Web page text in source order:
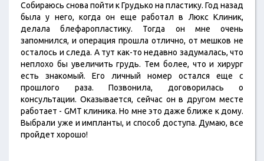
Собираюсь снова пойти к Грудько на пластику. Год назад
была у него, когда он еще работал в Люкс Клиник,
делала блефаропластику. Тогда он мне очень
запомнился, и операция прошла отлично, от мешков не
осталось и следа. А тут как-то недавно задумалась, что
неплохо бы увеличить грудь. Тем более, что и хирург
есть знакомый. Его личный номер остался еще с
прошлого раза. Позвонила, договорилась о
консультации. Оказывается, сейчас он в другом месте
работает - GMT клиника. Но мне это даже ближе к дому.
Выбрали уже и импланты, и способ доступа. Думаю, все
пройдет хорошо!